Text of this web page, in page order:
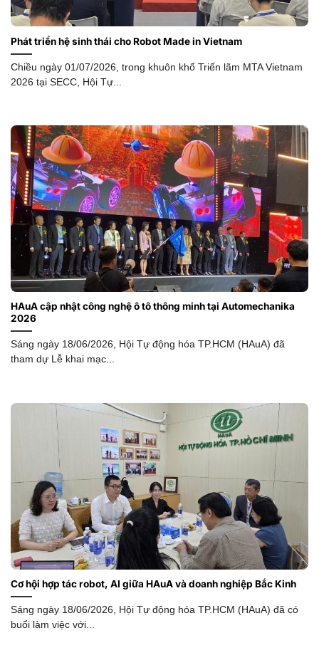
Phát triển hệ sinh thái cho Robot Made in Vietnam
Chiều ngày 01/07/2026, trong khuôn khổ Triển lãm MTA Vietnam
2026 tại SECC, Hội Tự...
HAuA cập nhật công nghệ ô tô thông minh tại Automechanika
2026
Sáng ngày 18/06/2026, Hội Tự động hóa TP.HCM (HAuA) đã
tham dự Lễ khai mạc...
Cơ hội hợp tác robot, AI giữa HAuA và doanh nghiệp Bắc Kinh
Sáng ngày 18/06/2026, Hội Tự động hóa TP.HCM (HAuA) đã có
buổi làm việc với...